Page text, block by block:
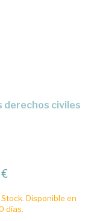
derechos civiles
Stock. Disponible en
días.